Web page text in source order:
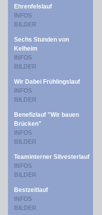
Ehrenfelslauf
INFOS
BILDER
Sechs Stunden von
Kelheim
INFOS
BILDER
Wir Dabei Frühlingslauf
INFOS
BILDER
Benefizlauf "Wir bauen
Brücken"
INFOS
BILDER
Teaminterner Silvesterlauf
INFOS
BILDER
Bestzeitlauf
INFOS
BILDER